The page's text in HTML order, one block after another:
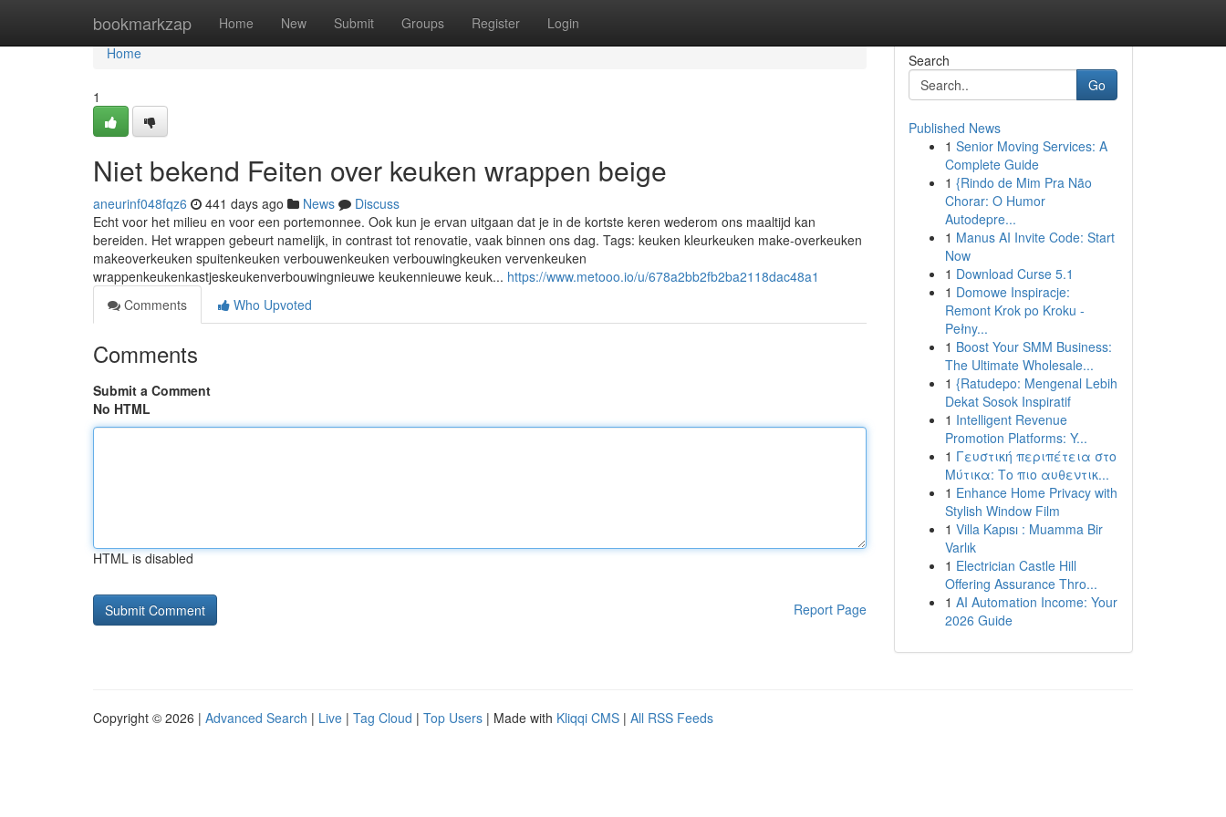
bookmarkzap Home New Submit Groups Register Login
Home
Home
1
Niet bekend Feiten over keuken wrappen beige
aneurinf048fqz6 441 days ago News
Discuss
Echt voor het milieu en voor een portemonnee. Ook kun je ervan uitgaan dat je in de kortste keren wederom ons maaltijd kan
bereiden. Het wrappen gebeurt namelijk, in contrast tot renovatie, vaak binnen ons dag. Tags: keuken kleurkeuken make-overkeuken
makeoverkeuken spuitenkeuken verbouwenkeuken verbouwingkeuken vervenkeuken
wrappenkeukenkastjeskeukenverbouwingnieuwe keukennieuwe keuk... https://www.metooo.io/u/678a2bb2fb2ba2118dac48a1
Comments
Who Upvoted
Comments
Submit a Comment
No HTML
HTML is disabled
Report Page
Search
Go
Published News
1 Senior Moving Services: A
Complete Guide
1 {Rindo de Mim Pra Não
Chorar: O Humor
Autodepre...
1 Manus AI Invite Code: Start
Now
1 Download Curse 5.1
1 Domowe Inspiracje:
Remont Krok po Kroku -
Pełny...
1 Boost Your SMM Business:
The Ultimate Wholesale...
1 {Ratudepo: Mengenal Lebih
Dekat Sosok Inspiratif
1 Intelligent Revenue
Promotion Platforms: Y...
1 Γευστική περιπέτεια στο
Μύτικα: Το πιο αυθεντικ...
1 Enhance Home Privacy with
Stylish Window Film
1 Villa Kapısı : Muamma Bir
Varlık
1 Electrician Castle Hill
Offering Assurance Thro...
1 AI Automation Income: Your
2026 Guide
Copyright © 2026 | Advanced Search | Live | Tag Cloud | Top Users | Made with Kliqqi CMS | All RSS Feeds